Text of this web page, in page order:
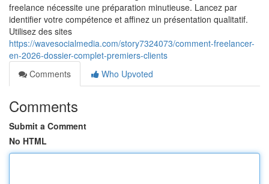
freelance nécessite une préparation minutieuse. Lancez par
identifier votre compétence et affinez un présentation qualitatif.
Utilisez des sites
https://wavesocialmedia.com/story7324073/comment-freelancer-
en-2026-dossier-complet-premiers-clients
Comments
Who Upvoted
Comments
Submit a Comment
No HTML